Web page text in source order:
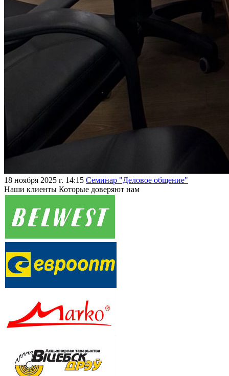
18 ноября 2025 г. 14:15 Семинар "Деловое общение"
Наши клиенты Которые доверяют нам